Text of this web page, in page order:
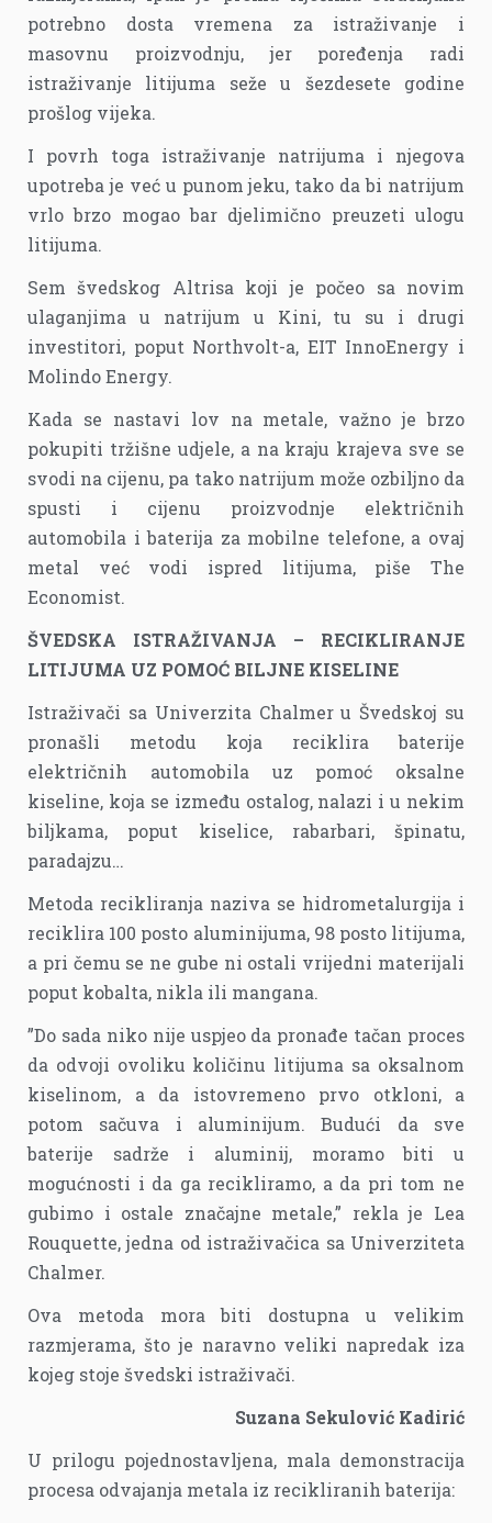
potrebno dosta vremena za istraživanje i
masovnu proizvodnju, jer poređenja radi
istraživanje litijuma seže u šezdesete godine
prošlog vijeka.
I povrh toga istraživanje natrijuma i njegova
upotreba je već u punom jeku, tako da bi natrijum
vrlo brzo mogao bar djelimično preuzeti ulogu
litijuma.
Sem švedskog Altrisa koji je počeo sa novim
ulaganjima u natrijum u Kini, tu su i drugi
investitori, poput Northvolt-a, EIT InnoEnergy i
Molindo Energy.
Kada se nastavi lov na metale, važno je brzo
pokupiti tržišne udjele, a na kraju krajeva sve se
svodi na cijenu, pa tako natrijum može ozbiljno da
spusti i cijenu proizvodnje električnih
automobila i baterija za mobilne telefone, a ovaj
metal već vodi ispred litijuma, piše The
Economist.
ŠVEDSKA ISTRAŽIVANJA – RECIKLIRANJE
LITIJUMA UZ POMOĆ BILJNE KISELINE
Istraživači sa Univerzita Chalmer u Švedskoj su
pronašli metodu koja reciklira baterije
električnih automobila uz pomoć oksalne
kiseline, koja se između ostalog, nalazi i u nekim
biljkama, poput kiselice, rabarbari, špinatu,
paradajzu…
Metoda recikliranja naziva se hidrometalurgija i
reciklira 100 posto aluminijuma, 98 posto litijuma,
a pri čemu se ne gube ni ostali vrijedni materijali
poput kobalta, nikla ili mangana.
”Do sada niko nije uspjeo da pronađe tačan proces
da odvoji ovoliku količinu litijuma sa oksalnom
kiselinom, a da istovremeno prvo otkloni, a
potom sačuva i aluminijum. Budući da sve
baterije sadrže i aluminij, moramo biti u
mogućnosti i da ga recikliramo, a da pri tom ne
gubimo i ostale značajne metale,” rekla je Lea
Rouquette, jedna od istraživačica sa Univerziteta
Chalmer.
Ova metoda mora biti dostupna u velikim
razmjerama, što je naravno veliki napredak iza
kojeg stoje švedski istraživači.
Suzana Sekulović Kadirić
U prilogu pojednostavljena, mala demonstracija
procesa odvajanja metala iz recikliranih baterija: